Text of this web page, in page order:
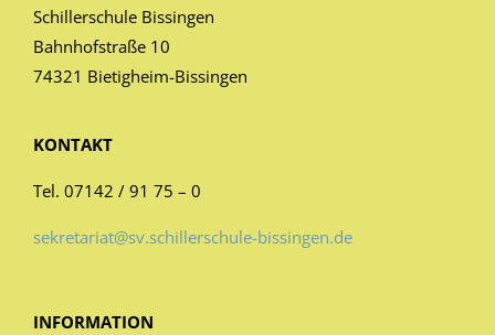
Schillerschule Bissingen
Bahnhofstraße 10
74321 Bietigheim-Bissingen
KONTAKT
Tel. 07142 / 91 75 – 0
sekretariat@sv.schillerschule-bissingen.de
INFORMATION